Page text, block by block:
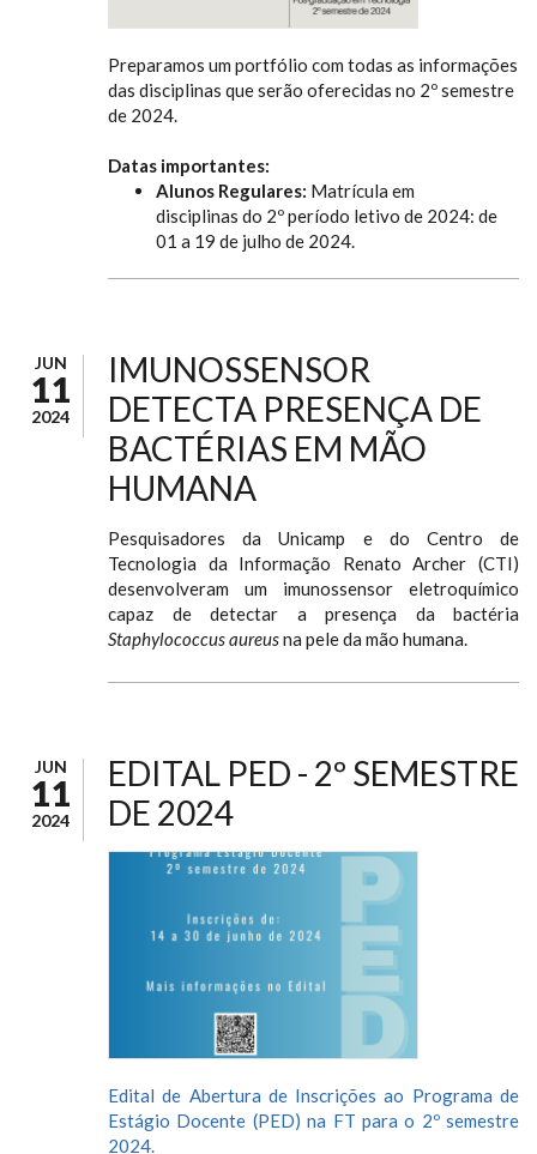
Preparamos um portfólio com todas as informações
das disciplinas que serão oferecidas no 2º semestre
de 2024.
Datas importantes:
Alunos Regulares: Matrícula em
disciplinas do 2º período letivo de 2024: de
01 a 19 de julho de 2024.
JUN
11
2024
IMUNOSSENSOR
DETECTA PRESENÇA DE
BACTÉRIAS EM MÃO
HUMANA
Pesquisadores da Unicamp e do Centro de
Tecnologia da Informação Renato Archer (CTI)
desenvolveram um imunossensor eletroquímico
capaz de detectar a presença da bactéria
Staphylococcus aureusna pele da mão humana.
JUN
11
2024
EDITAL PED - 2º SEMESTRE
DE 2024
Edital de Abertura de Inscrições ao Programa de
Estágio Docente (PED) na FT para o 2º semestre
2024.